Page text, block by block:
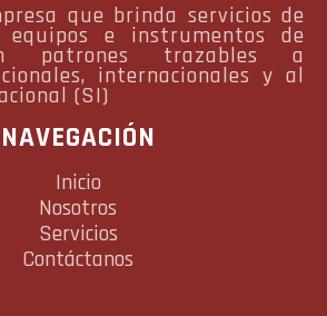
que brinda servicios de
equipos e instrumentos de
patrones trazables a
internacionales y al
(SI)
NAVEGACIÓN
Inicio
Nosotros
Servicios
Contáctanos